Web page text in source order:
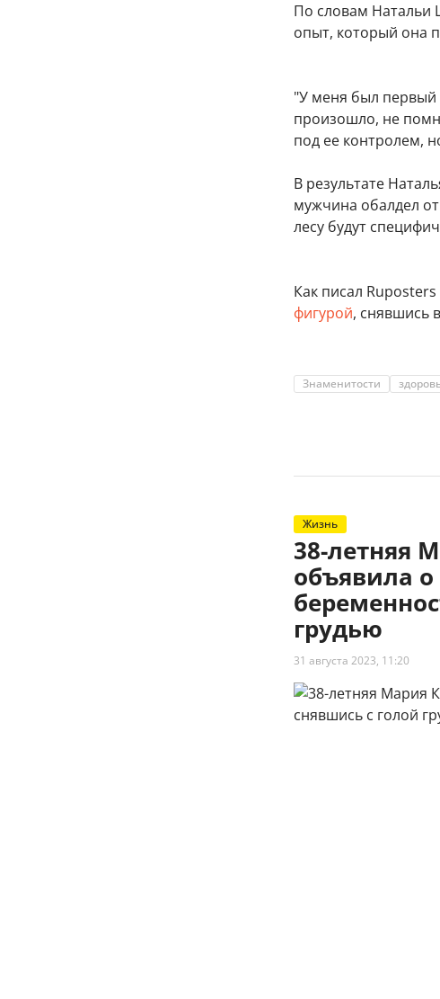
По словам Натальи
опыт, который она
"У меня был первый
произошло, не
под ее контролем,
В результате
мужчина обалдел
лесу будут
Как писал
фигурой, снявшись
Знаменитости
Жизнь
38-летняя
объявила о
грудью
31 августа 2023, 11:20